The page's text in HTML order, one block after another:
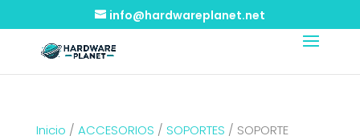
info@hardwareplanet.net
Inicio / ACCESORIOS / SOPORTES / SOPORTE